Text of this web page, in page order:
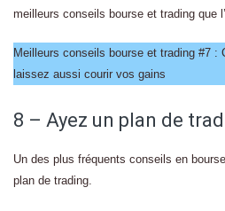
meilleurs conseils bourse et trading que
Meilleurs conseils bourse et trading #7 :
laissez aussi courir vos gains
8 – Ayez un plan de
Un des plus fréquents conseils en
plan de trading.